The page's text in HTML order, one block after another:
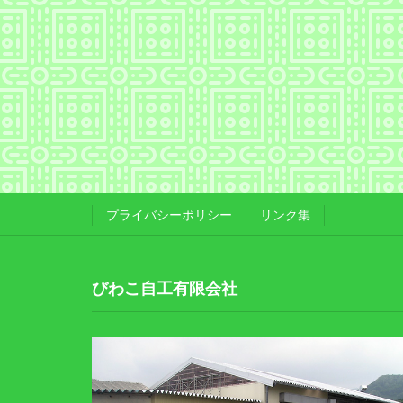
プライバシーポリシー リンク集
びわこ自工有限会社